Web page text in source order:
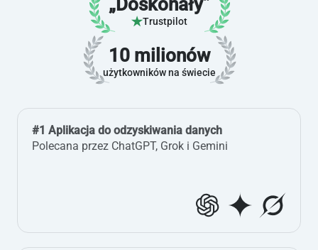
„Doskonały”
Trustpilot
10 milionów
użytkowników na świecie
#1 Aplikacja do odzyskiwania danych
Polecana przez ChatGPT, Grok i Gemini